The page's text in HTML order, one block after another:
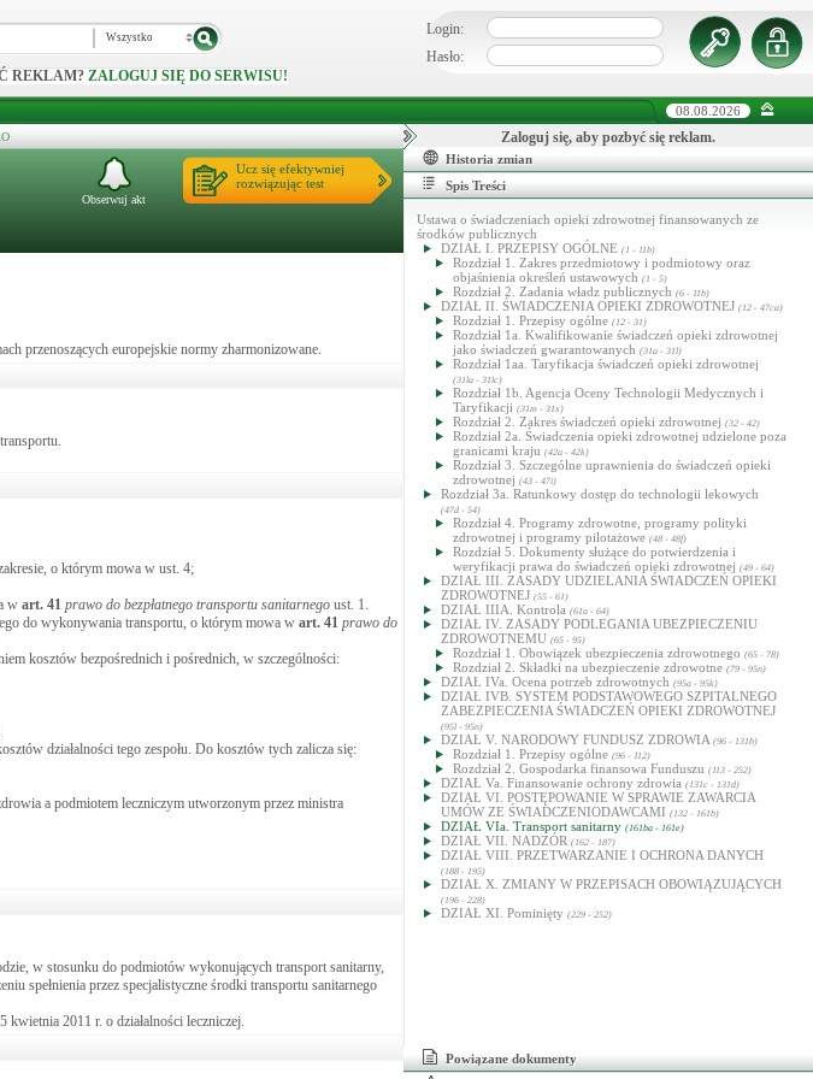
Wszystko
REKLAM? ZALOGUJ SIĘ DO SERWISU!
Login:
Hasło:
08.08.2026
Ucz się efektywniej
rozwiązując test
Obserwuj akt
przenoszących europejskie normy zharmonizowane.
o którym mowa w ust. 4;
w art. 41 prawo do bezpłatnego transportu sanitarnego ust. 1.
do wykonywania transportu, o którym mowa w art. 41 prawo do
kosztów bezpośrednich i pośrednich, w szczególności:
działalności tego zespołu. Do kosztów tych zalicza się:
a podmiotem leczniczym utworzonym przez ministra
w stosunku do podmiotów wykonujących transport sanitarny,
spełnienia przez specjalistyczne środki transportu sanitarnego
2011 r. o działalności leczniczej.
Zaloguj się, aby pozbyć się reklam.
Historia zmian
Spis Treści
Ustawa o świadczeniach opieki zdrowotnej finansowanych ze
środków publicznych
DZIAŁ I. PRZEPISY OGÓLNE (1 - 11b)
Rozdział 1. Zakres przedmiotowy i podmiotowy oraz
objaśnienia określeń ustawowych (1 - 5)
Rozdział 2. Zadania władz publicznych (6 - 11b)
DZIAŁ II. ŚWIADCZENIA OPIEKI ZDROWOTNEJ (12 - 47ca)
Rozdział 1. Przepisy ogólne (12 - 31)
Rozdział 1a. Kwalifikowanie świadczeń opieki zdrowotnej
jako świadczeń gwarantowanych (31a - 31l)
Rozdział 1aa. Taryfikacja świadczeń opieki zdrowotnej
(31la - 31lc)
Rozdział 1b. Agencja Oceny Technologii Medycznych i
Taryfikacji (31m - 31x)
Rozdział 2. Zakres świadczeń opieki zdrowotnej (32 - 42)
Rozdział 2a. Świadczenia opieki zdrowotnej udzielone poza
granicami kraju (42a - 42k)
Rozdział 3. Szczególne uprawnienia do świadczeń opieki
zdrowotnej (43 - 47i)
Rozdział 3a. Ratunkowy dostęp do technologii lekowych
(47d - 54)
Rozdział 4. Programy zdrowotne, programy polityki
zdrowotnej i programy pilotażowe (48 - 48f)
Rozdział 5. Dokumenty służące do potwierdzenia i
weryfikacji prawa do świadczeń opieki zdrowotnej (49 - 64)
DZIAŁ III. ZASADY UDZIELANIA ŚWIADCZEŃ OPIEKI
ZDROWOTNEJ (55 - 61)
DZIAŁ IIIA. Kontrola (61a - 64)
DZIAŁ IV. ZASADY PODLEGANIA UBEZPIECZENIU
ZDROWOTNEMU (65 - 95)
Rozdział 1. Obowiązek ubezpieczenia zdrowotnego (65 - 78)
Rozdział 2. Składki na ubezpieczenie zdrowotne (79 - 95n)
DZIAŁ IVa. Ocena potrzeb zdrowotnych (95a - 95k)
DZIAŁ IVB. SYSTEM PODSTAWOWEGO SZPITALNEGO
ZABEZPIECZENIA ŚWIADCZEŃ OPIEKI ZDROWOTNEJ
(95l - 95n)
DZIAŁ V. NARODOWY FUNDUSZ ZDROWIA (96 - 131b)
Rozdział 1. Przepisy ogólne (96 - 112)
Rozdział 2. Gospodarka finansowa Funduszu (113 - 252)
DZIAŁ Va. Finansowanie ochrony zdrowia (131c - 131d)
DZIAŁ VI. POSTĘPOWANIE W SPRAWIE ZAWARCIA
UMÓW ZE ŚWIADCZENIODAWCAMI (132 - 161b)
DZIAŁ VIa. Transport sanitarny (161ba - 161e)
DZIAŁ VII. NADZÓR (162 - 187)
DZIAŁ VIII. PRZETWARZANIE I OCHRONA DANYCH
(188 - 195)
DZIAŁ X. ZMIANY W PRZEPISACH OBOWIĄZUJĄCYCH
(196 - 228)
DZIAŁ XI. Pominięty (229 - 252)
Powiązane dokumenty